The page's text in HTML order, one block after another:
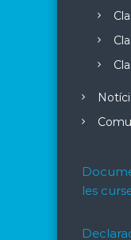
les